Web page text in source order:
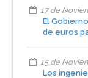
17 de
El
de euros
15 de
Los